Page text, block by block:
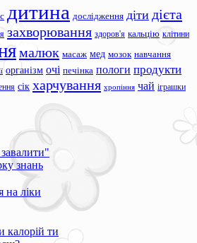
дитина дослідження діти дієта
захворювання здоров'я кальцію клітини
малюк масаж мед мозок навчання
організм очі печінка пологи продукти
сік харчування хропіння чай іграшки
знань
на ліки
калорій ти